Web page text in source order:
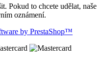
Pokud to chcete udělat, naše
oznámení.
by PrestaShop™